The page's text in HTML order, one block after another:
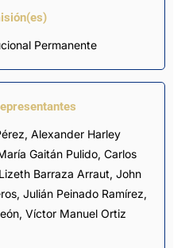
Permanente
, Alexander Harley
Gaitán Pulido, Carlos
Barraza Arraut, John
, Julián Peinado Ramírez,
, Víctor Manuel Ortiz